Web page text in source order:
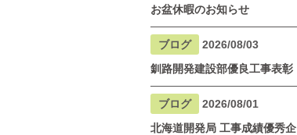
お盆休暇のお知らせ
ブログ
2026/08/03
釧路開発建設部優良工事表彰
ブログ
2026/08/01
北海道開発局 工事成績優秀企